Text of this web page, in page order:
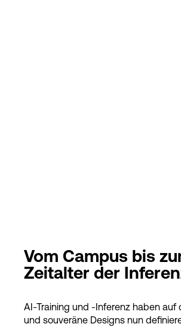
Vom Campus bis
Zeitalter der
AI-Training und -Inferenz haben auf
und souveräne Designs nun